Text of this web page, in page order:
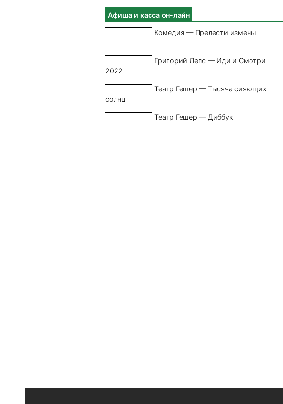
Афиша и касса он-лайн
Комедия — Прелести измены
Григорий Лепс — Иди и Смотри
2022
Театр Гешер — Тысяча сияющих
солнц
Театр Гешер — Диббук